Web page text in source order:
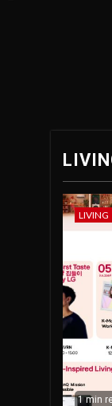
LIVING
1 min